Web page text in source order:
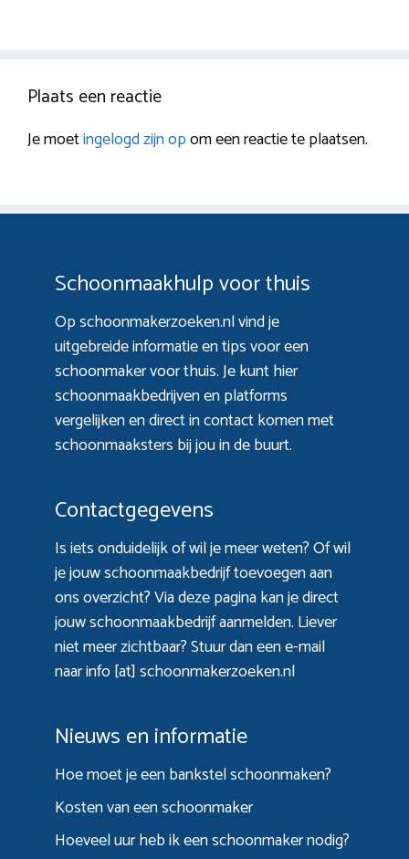
Plaats een reactie
Je moetingelogd zijn opom een reactie te plaatsen.
Schoonmaakhulp voor thuis
Op schoonmakerzoeken.nl vind je
uitgebreide informatie en tips voor een
schoonmaker voor thuis. Je kunt hier
schoonmaakbedrijven en platforms
vergelijken en direct in contact komen met
schoonmaaksters bij jou in de buurt.
Contactgegevens
Is iets onduidelijk of wil je meer weten? Of wil
je jouw schoonmaakbedrijf toevoegen aan
ons overzicht? Viadeze paginakan je direct
jouw schoonmaakbedrijf aanmelden. Liever
niet meer zichtbaar? Stuur dan een e-mail
naar info [at] schoonmakerzoeken.nl
Nieuws en informatie
Hoe moet je een bankstel schoonmaken?
Kosten van een schoonmaker
Hoeveel uur heb ik een schoonmaker nodig?